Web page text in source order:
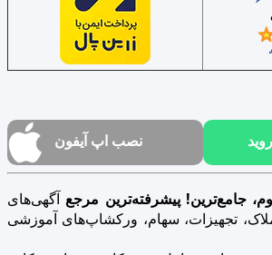
نصب اپ آیفون
جامع‌ترین! پیشرفته‌ترین مرجع آگهی‌های
تجهیزات، سهام، ورکشاپ‌های آموزشی